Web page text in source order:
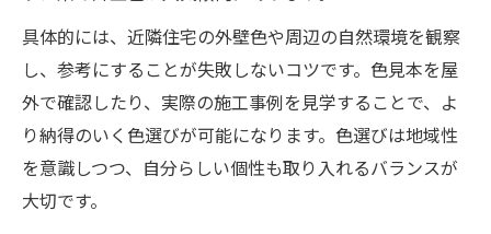
具体的には、近隣住宅の外壁色や周辺の自然環境を観察
し、参考にすることが失敗しないコツです。色見本を屋
外で確認したり、実際の施工事例を見学することで、よ
り納得のいく色選びが可能になります。色選びは地域性
を意識しつつ、自分らしい個性も取り入れるバランスが
大切です。